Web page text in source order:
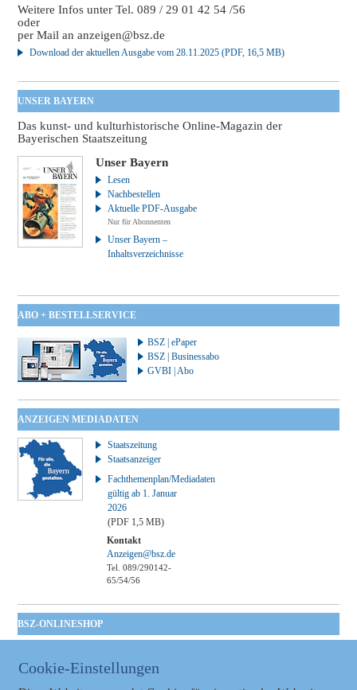
Weitere Infos unter Tel. 089 / 29 01 42 54 /56
oder
per Mail ananzeigen@bsz.de
Download der aktuellen Ausgabe vom 28.11.2025 (PDF, 16,5 MB)
UNSER BAYERN
Das kunst- und kulturhistorische Online-Magazin der
Bayerischen Staatszeitung
Unser Bayern
Lesen
Nachbestellen
Aktuelle PDF-Ausgabe
Nur für Abonnenten
Unser Bayern –
Inhaltsverzeichnisse
ABO + BESTELLSERVICE
BSZ | ePaper
BSZ | Businessabo
GVBI | Abo
ANZEIGEN MEDIADATEN
Staatszeitung
Staatsanzeiger
Fachthemenplan/Mediadaten
gültig ab 1. Januar
2026
(PDF 1,5 MB)
Kontakt
Anzeigen@bsz.de
Tel. 089/290142-
65/54/56
BSZ-ONLINESHOP
Taschenbuch
GVBl | Einbanddecke
Cookie-Einstellungen